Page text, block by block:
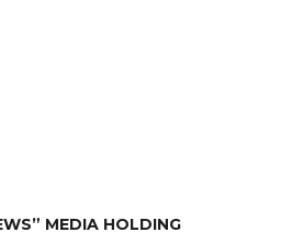
MEDIA HOLDING